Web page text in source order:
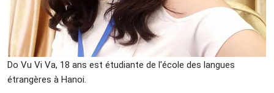
Do Vu Vi Va, 18 ans est étudiante de l'école des langues
étrangères à Hanoi.